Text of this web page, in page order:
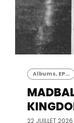
Albums, EP...
22 JUILLET 2026